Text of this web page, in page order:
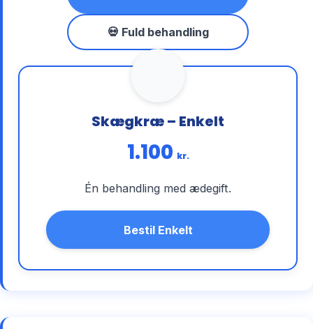
💀 Fuld behandling
Skægkræ – Enkelt
1.100 kr.
Én behandling med ædegift.
Bestil Enkelt